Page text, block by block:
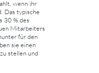
wenn ihr
Das typische
30 % des
Mitarbeiters
für den
sie einen
stellen und